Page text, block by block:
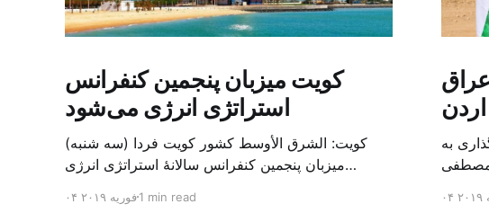
کویت میزبان پنجمین کنفرانس
استراتژی انرژی می‌شود
کویت: الشرق الأوسط کشور کویت فردا (سه شنبه)
میزبان پنجمین کنفرانس سالانهٔ استراتژی انرژی
الشرق الاوسط، حدود ۳۰۰ متخصص از شرکت‌های
۰۴ فوریه ۲۰۱۹1 min read
اردن
به
مصطفی
و